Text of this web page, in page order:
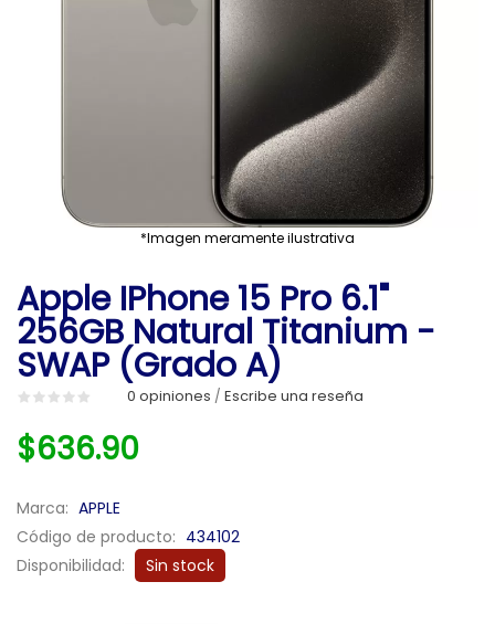
*Imagen meramente ilustrativa
Apple IPhone 15 Pro 6.1"
256GB Natural Titanium -
SWAP (Grado A)
0 opiniones / Escribe una reseña
$636.90
Marca: APPLE
Código de producto: 434102
Disponibilidad:
Sin stock